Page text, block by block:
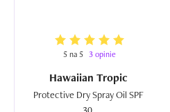
5 na 5 3 opinie
Hawaiian Tropic
Protective Dry Spray Oil SPF